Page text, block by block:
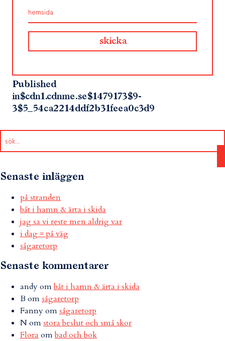
Published
in$cdn1.cdnme.se$1479173$9-
3$5_54ca2214ddf2b31feea0c3d9
Senaste inläggen
på stranden
båt i hamn & ärta i skida
jag sa vi reste men aldrig var
i dag = på väg
sågaretorp
Senaste kommentarer
andyombåt i hamn & ärta i skida
B omsågaretorp
Fannyomsågaretorp
Nomstora beslut och små skor
Flora ombad och bok